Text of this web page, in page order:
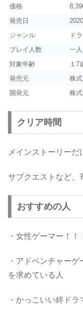
価格
発売日
ジャンル
ド
プレイ人数
一人
対象年齢
１7
発売元
株
開発元
株
クリア時間
メインストーリー
サブクエストなど、
おすすめの人
・女性ゲーマー！！
・アドベンチャー
を求めている人
・かっこいい絆ドラ